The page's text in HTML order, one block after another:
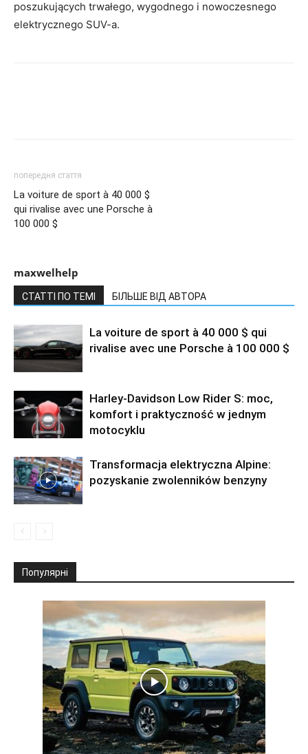
poszukujących trwałego, wygodnego i nowoczesnego
elektrycznego SUV-a.
попередня стаття
La voiture de sport à 40 000 $
qui rivalise avec une Porsche à
100 000 $
maxwelhelp
СТАТТІ ПО ТЕМІ БІЛЬШЕ ВІД АВТОРА
La voiture de sport à 40 000 $ qui
rivalise avec une Porsche à 100 000 $
Harley-Davidson Low Rider S: moc,
komfort i praktyczność w jednym
motocyklu
Transformacja elektryczna Alpine:
pozyskanie zwolenników benzyny
Популярні